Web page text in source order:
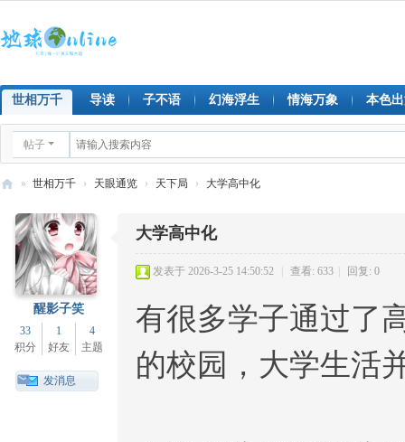
世相万千 导读 子不语 幻海浮生 情海万象 本色
帖子
» 世相万千 › 天眼通览 › 天下局 › 大学高中化
醒影子笑
33
积分
1
好友
4
主题
发消息
大学高中化
发表于 2026-3-25 14:50:52 查看: 633 回复: 0
有很多学子通过了
的校园，大学生活